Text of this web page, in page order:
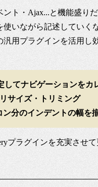
ト・Ajax...と機能盛り
いながら記述していく
用プラグインを活用し
してナビゲーションをカ
サイズ・トリミング
ン分のインデントの幅を
プラグインを充実させ